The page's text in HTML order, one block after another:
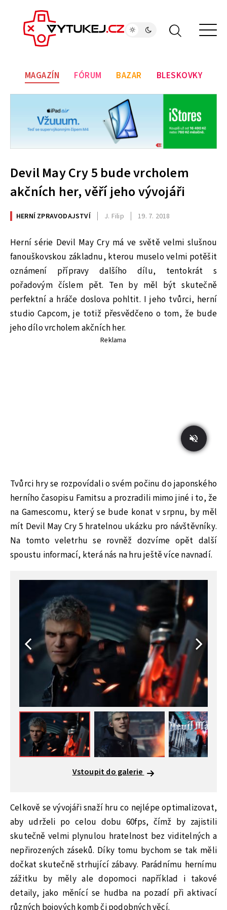
MAGAZÍN FÓRUM BAZAR BLESKOVKY
Devil May Cry 5 bude vrcholem
akčních her, věří jeho vývojáři
HERNÍ ZPRAVODAJSTVÍ J. Filip 19. 7. 2018
Herní série Devil May Cry má ve světě velmi slušnou
fanouškovskou základnu, kterou muselo velmi potěšit
oznámení přípravy dalšího dílu, tentokrát s
pořadovým číslem pět. Ten by měl být skutečně
perfektní a hráče doslova pohltit. I jeho tvůrci, herní
studio Capcom, je totiž přesvědčeno o tom, že bude
jeho dílo vrcholem akčních her.
Reklama
Tvůrci hry se rozpovídali o svém počinu do japonského
herního časopisu Famitsu a prozradili mimo jiné i to, že
na Gamescomu, který se bude konat v srpnu, by měl
mít Devil May Cry 5 hratelnou ukázku pro návštěvníky.
Na tomto veletrhu se rovněž dozvíme opět další
spoustu informací, která nás na hru ještě více navnadí.
Vstoupit do galerie
Celkově se vývojáři snaží hru co nejlépe optimalizovat,
aby udrželi po celou dobu 60fps, čímž by zajistili
skutečně velmi plynulou hratelnost bez viditelných a
nepřirozených záseků. Díky tomu bychom se tak měli
dočkat skutečně strhující zábavy. Parádnímu hernímu
zážitku by měly ale dopomoci například i takové
detaily, jako měnící se hudba na pozadí při aktivací
různých bojových komb či podobných věcí.